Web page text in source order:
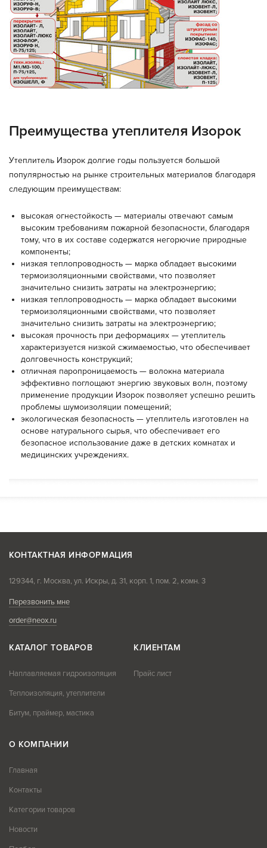
Преимущества утеплителя Изорок
Утеплитель Изорок долгие годы пользуется большой
популярностью на рынке строительных материалов благодаря
следующим преимуществам:
высокая огнестойкость — материалы отвечают самым
высоким требованиям пожарной безопасности, благодаря
тому, что в их составе содержатся негорючие природные
компоненты;
низкая теплопроводность — марка обладает высокими
термоизоляционными свойствами, что позволяет
значительно снизить затраты на электроэнергию;
низкая теплопроводность — марка обладает высокими
термоизоляционными свойствами, что позволяет
значительно снизить затраты на электроэнергию;
высокая прочность при деформациях — утеплитель
характеризуется низкой сжимаемостью, что обеспечивает
долговечность конструкций;
отличная паропроницаемость — волокна материала
эффективно поглощают энергию звуковых волн, поэтому
применение продукции Изорок позволяет успешно решить
проблемы шумоизоляции помещений;
экологическая безопасность — утеплитель изготовлен на
основе натурального сырья, что обеспечивает его
безопасное использование даже в детских комнатах и
медицинских учреждениях.
КОНТАКТНАЯ ИНФОРМАЦИЯ
129344, г. Москва, ул. Искры, д. 31, корп. 1, пом. 2, комн. 3
Перезвонить мне
order@neox.ru
КАТАЛОГ ТОВАРОВ
Наплавляемая гидроизоляция
Теплоизоляция, утеплители
Битум, праймер, мастика
КЛИЕНТАМ
Прайс лист
О КОМПАНИИ
Главная
Контакты
Категории товаров
Новости